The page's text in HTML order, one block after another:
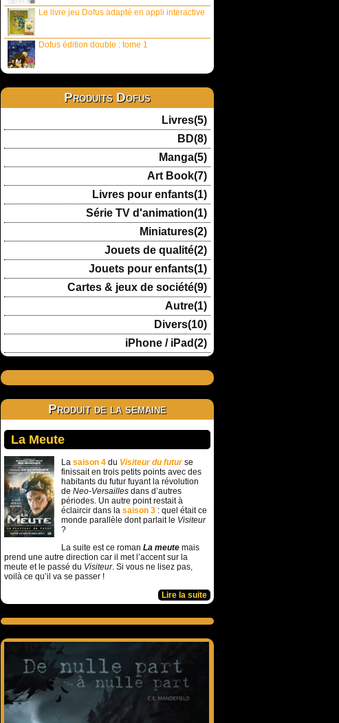
Le livre jeu Dofus adapté en appli interactive
Dofus édition double : tome 1
Produits Dofus
Livres(5)
BD(8)
Manga(5)
Art Book(7)
Livres pour enfants(1)
Série TV d'animation(1)
Miniatures(2)
Jouets de qualité(2)
Jouets pour enfants(1)
Cartes & jeux de société(9)
Autre(1)
Divers(10)
iPhone / iPad(2)
Produit de la semaine
La Meute
La saison 4 du Visiteur du futurse
finissait en trois petits points avec des
habitants du futur fuyant la révolution
de Neo-Versailles dans d’autres
périodes. Un autre point restait à
éclaircir dans la saison 3 : quel était ce
monde parallèle dont parlait le Visiteur
?
La suite est ce roman La meute mais
prend une autre direction car il met l’accent sur la
meute et le passé du Visiteur. Si vous ne lisez pas,
voilà ce qu’il va se passer !
Lire la suite